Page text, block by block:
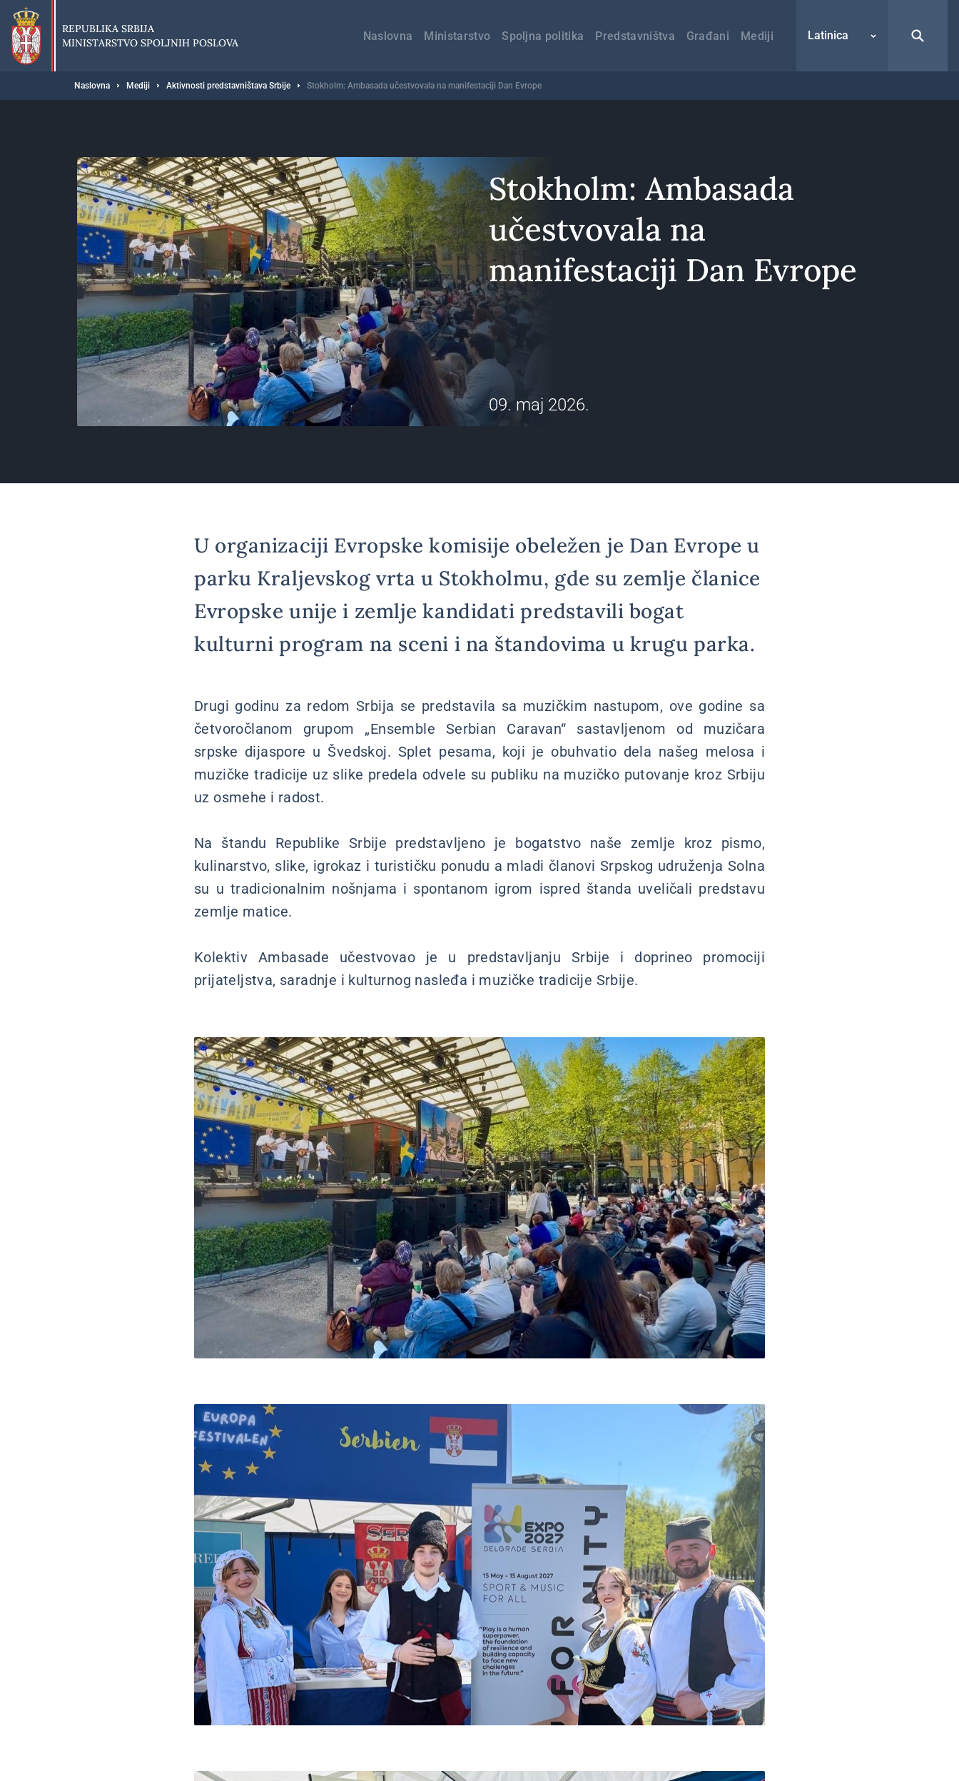
Preskoči
glavni
deo
sadržaja
REPUBLIKA SRBIJA
MINISTARSTVO SPOLJNIH POSLOVA
навигација
Naslovna Ministarstvo Spoljna politika Predstavništva Građani Mediji Latinica
Breadcrumb
Naslovna Mediji Aktivnosti predstavništava Srbije Stokholm: Ambasada učestvovala na manifestaciji Dan Evrope
Stokholm: Ambasada
učestvovala na
manifestaciji Dan Evrope
09. maj 2026.
U organizaciji Evropske komisije obeležen je Dan Evrope u
parku Kraljevskog vrta u Stokholmu, gde su zemlje članice
Evropske unije i zemlje kandidati predstavili bogat
kulturni program na sceni i na štandovima u krugu parka.
Drugi godinu za redom Srbija se predstavila sa muzičkim nastupom, ove godine sa
četvoročlanom grupom „Ensemble Serbian Caravan“ sastavljenom od muzičara
srpske dijaspore u Švedskoj. Splet pesama, koji je obuhvatio dela našeg melosa i
muzičke tradicije uz slike predela odvele su publiku na muzičko putovanje kroz Srbiju
uz osmehe i radost.
Na štandu Republike Srbije predstavljeno je bogatstvo naše zemlje kroz pismo,
kulinarstvo, slike, igrokaz i turističku ponudu a mladi članovi Srpskog udruženja Solna
su u tradicionalnim nošnjama i spontanom igrom ispred štanda uveličali predstavu
zemlje matice.
Kolektiv Ambasade učestvovao je u predstavljanju Srbije i doprineo promociji
prijateljstva, saradnje i kulturnog nasleđa i muzičke tradicije Srbije.